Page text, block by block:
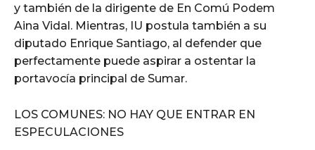
y también de la dirigente de En Comú Podem
Aina Vidal. Mientras, IU postula también a su
diputado Enrique Santiago, al defender que
perfectamente puede aspirar a ostentar la
portavocía principal de Sumar.
LOS COMUNES: NO HAY QUE ENTRAR EN
ESPECULACIONES